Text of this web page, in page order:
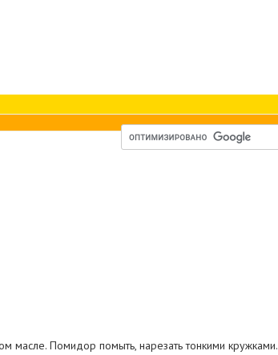
масле. Помидор помыть, нарезать тонкими кружками.